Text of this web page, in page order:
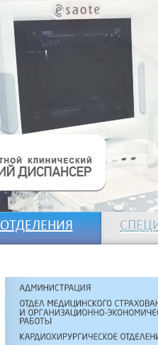
ОТДЕЛЕНИЯ